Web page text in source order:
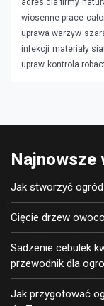
wiosenne prace
uprawa warzyw
infekcji materiały
upraw kontrola
Najnowsze
Jak stworzyć
Cięcie drzew
Sadzenie cebulek
przewodnik dla
Jak przygotować